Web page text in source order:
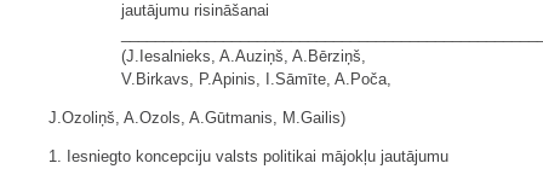
jautājumu risināšanai
(J.Iesalnieks, A.Auziņš, A.Bērziņš,
V.Birkavs, P.Apinis, I.Sāmīte, A.Poča,
J.Ozoliņš, A.Ozols, A.Gūtmanis, M.Gailis)
1. Iesniegto koncepciju valsts politikai mājokļu jautājumu